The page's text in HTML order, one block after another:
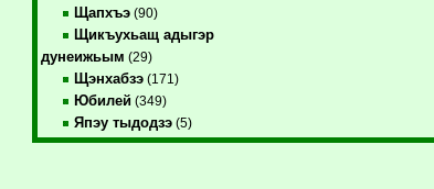
Щапхъэ(90)
Щикъухьащ адыгэр
дунеижьым (29)
Щэнхабзэ(171)
Юбилей(349)
Япэу тыдодзэ(5)